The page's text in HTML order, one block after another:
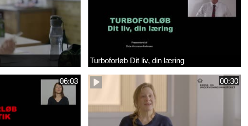
Turboforløb Dit liv, din læring
06:03 00:30